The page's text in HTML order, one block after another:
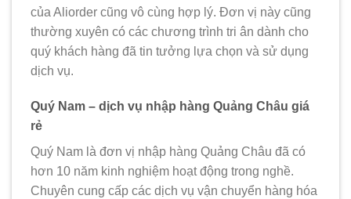
của Aliorder cũng vô cùng hợp lý. Đơn vị này cũng
thường xuyên có các chương trình tri ân dành cho
quý khách hàng đã tin tưởng lựa chọn và sử dụng
dịch vụ.
Quý Nam – dịch vụ nhập hàng Quảng Châu giá
rẻ
Quý Nam là đơn vị nhập hàng Quảng Châu đã có
hơn 10 năm kinh nghiệm hoạt động trong nghề.
Chuyên cung cấp các dịch vụ vận chuyển hàng hóa